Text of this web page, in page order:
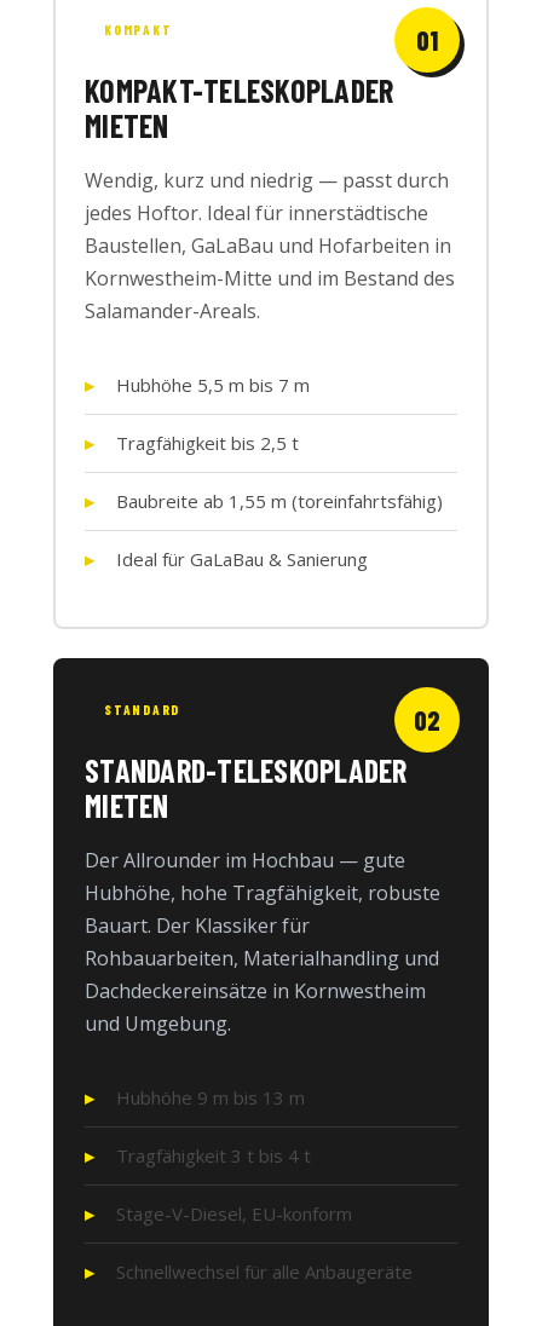
01
KOMPAKT
KOMPAKT-TELESKOPLADER
MIETEN
Wendig, kurz und niedrig — passt durch
jedes Hoftor. Ideal für innerstädtische
Baustellen, GaLaBau und Hofarbeiten in
Kornwestheim-Mitte und im Bestand des
Salamander-Areals.
Hubhöhe 5,5 m bis 7 m
Tragfähigkeit bis 2,5 t
Baubreite ab 1,55 m (toreinfahrtsfähig)
Ideal für GaLaBau & Sanierung
02
STANDARD
STANDARD-TELESKOPLADER
MIETEN
Der Allrounder im Hochbau — gute
Hubhöhe, hohe Tragfähigkeit, robuste
Bauart. Der Klassiker für
Rohbauarbeiten, Materialhandling und
Dachdeckereinsätze in Kornwestheim
und Umgebung.
Hubhöhe 9 m bis 13 m
Tragfähigkeit 3 t bis 4 t
Stage-V-Diesel, EU-konform
Schnellwechsel für alle Anbaugeräte